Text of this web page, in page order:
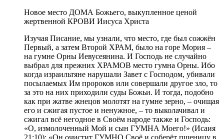
Новое место ДОМА Божьего, выкупленное ценой
жертвенной КРОВИ Иисуса Христа
Изучая Писание, мы узнали, что место, где был сожжён
Первый, а затем Второй ХРАМ, было на горе Мория –
на гумне Орны Иевусеянина. И Господь не случайно
выбрал для прежних ХРАМОВ место гумна Орны. Ибо
когда израильтяне нарушали Завет с Господом, убивали
посылаемых Им пророков или совершали другое зло, то
за это на них приходили суды Божьи. И тогда, подобно
как при жатве жнецов молотят на гумне зерно, – очищая
его и сжигая пустое и ненужное, – то выколачивал и
сжигал всё негодное в Своём народе также и Господь:
«О, измолоченный Мой и сын ГУМНА Моего!» (Исаия
21:10); «Он очистит ГУМНО Своё и соберёт пшеницу в